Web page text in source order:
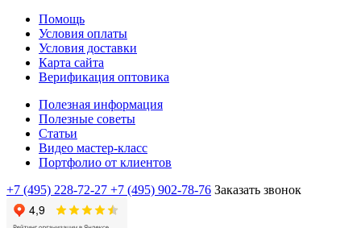
Помощь
Условия оплаты
Условия доставки
Карта сайта
Верификация оптовика
Полезная информация
Полезные советы
Статьи
Видео мастер-класс
Портфолио от клиентов
+7 (495) 228-72-27 +7 (495) 902-78-76 Заказать звонок